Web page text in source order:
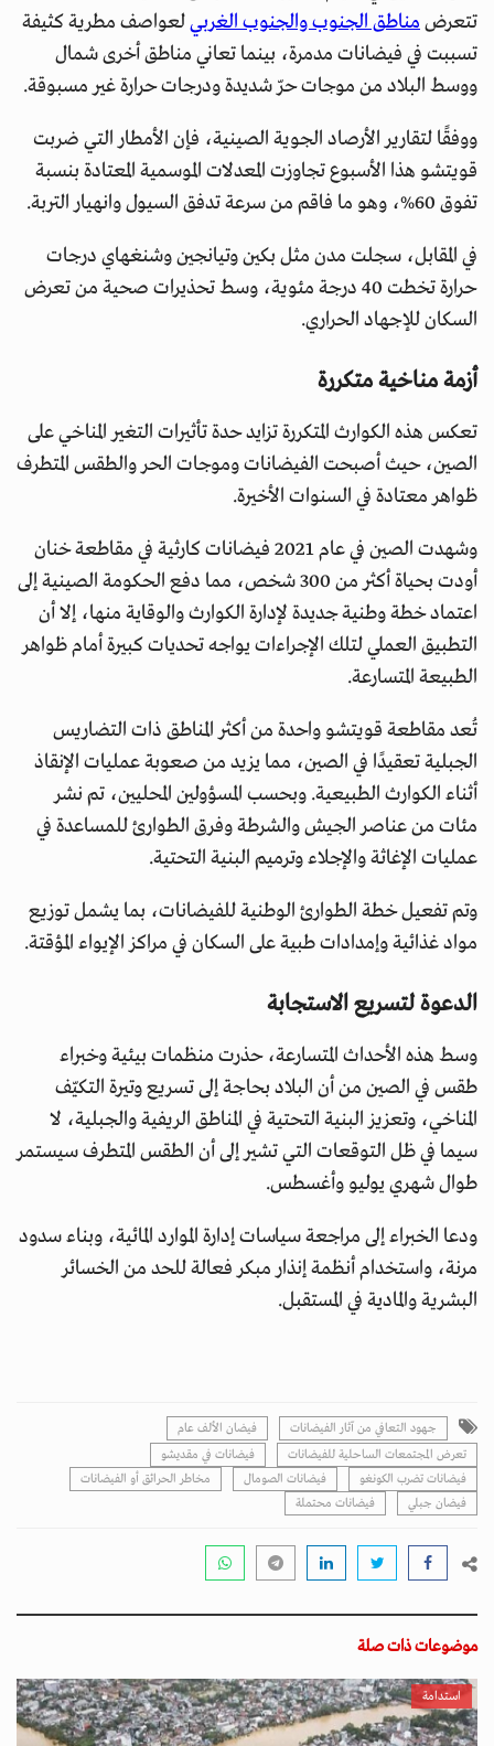
تتعرضمناطق الجنوب والجنوب الغربيلعواصف مطرية كثيفة
تسببت في فيضانات مدمرة، بينما تعاني مناطق أخرى شمال
ووسط البلاد من موجات حرّ شديدة ودرجات حرارة غير مسبوقة.
ووفقًا لتقارير الأرصاد الجوية الصينية، فإن الأمطار التي ضربت
قويتشو هذا الأسبوع تجاوزت المعدلات الموسمية المعتادة بنسبة
تفوق 60%، وهو ما فاقم من سرعة تدفق السيول وانهيار التربة.
في المقابل، سجلت مدن مثل بكين وتيانجين وشنغهاي درجات
حرارة تخطت 40 درجة مئوية، وسط تحذيرات صحية من تعرض
السكان للإجهاد الحراري.
أزمة مناخية متكررة
تعكس هذه الكوارث المتكررة تزايد حدة تأثيرات التغير المناخي على
الصين، حيث أصبحت الفيضانات وموجات الحر والطقس المتطرف
ظواهر معتادة في السنوات الأخيرة.
وشهدت الصين في عام 2021 فيضانات كارثية في مقاطعة خنان
أودت بحياة أكثر من 300 شخص، مما دفع الحكومة الصينية إلى
اعتماد خطة وطنية جديدة لإدارة الكوارث والوقاية منها، إلا أن
التطبيق العملي لتلك الإجراءات يواجه تحديات كبيرة أمام ظواهر
الطبيعة المتسارعة.
تُعد مقاطعة قويتشو واحدة من أكثر المناطق ذات التضاريس
الجبلية تعقيدًا في الصين، مما يزيد من صعوبة عمليات الإنقاذ
أثناء الكوارث الطبيعية. وبحسب المسؤولين المحليين، تم نشر
مئات من عناصر الجيش والشرطة وفرق الطوارئ للمساعدة في
عمليات الإغاثة والإجلاء وترميم البنية التحتية.
وتم تفعيل خطة الطوارئ الوطنية للفيضانات، بما يشمل توزيع
مواد غذائية وإمدادات طبية على السكان في مراكز الإيواء المؤقتة.
الدعوة لتسريع الاستجابة
وسط هذه الأحداث المتسارعة، حذرت منظمات بيئية وخبراء
طقس في الصين من أن البلاد بحاجة إلى تسريع وتيرة التكيّف
المناخي، وتعزيز البنية التحتية في المناطق الريفية والجبلية، لا
سيما في ظل التوقعات التي تشير إلى أن الطقس المتطرف سيستمر
طوال شهري يوليو وأغسطس.
ودعا الخبراء إلى مراجعة سياسات إدارة الموارد المائية، وبناء سدود
مرنة، واستخدام أنظمة إنذار مبكر فعالة للحد من الخسائر
البشرية والمادية في المستقبل.
جهود التعافي من آثار الفيضانات
فيضان الألف عام
تعرض المجتمعات الساحلية للفيضانات
فيضانات في مقديشو
فيضانات تضرب الكونغو
فيضانات الصومال
مخاطر الحرائق أو الفيضانات
فيضان جبلي
فيضانات محتملة
موضوعات ذات صلة
استدامة